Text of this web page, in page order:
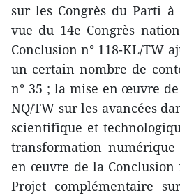
sur les Congrès du Parti
vue du 14e Congrès
Conclusion n° 118-KL/TW
un certain nombre de
n° 35 ; la mise en œuvre
NQ/TW sur les avancées
scientifique et
transformation
en œuvre de la Conclusion
Projet complémentaire